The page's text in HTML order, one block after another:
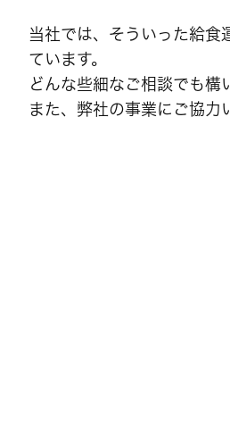
当社では、そういった給食
ています。
どんな些細なご相談でも構
また、弊社の事業にご協力